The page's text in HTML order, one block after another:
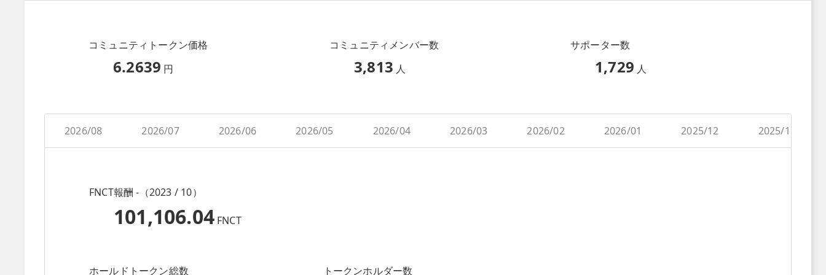
コミュニティトークン価格
6.2639 円
コミュニティメンバー数
3,813 人
サポーター数
1,729 人
2026/08 2026/07 2026/06 2026/05 2026/04 2026/03 2026/02 2026/01 2025/12 2025/11
FNCT報酬 -（2023 / 10）
101,106.04 FNCT
ホールドトークン総数 トークンホルダー数